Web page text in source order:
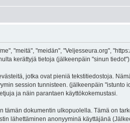
"meitä", "meidän", "Veljesseura.org",
kerättyjä tietoja (jälkeenpäin "sinun tiedot").
jotka ovat pieniä tekstitiedostoja.
session tunnisteen. (jälkeenpäin "istunto
ja näin parantaen käyttökokemustasi.
dokumentin ulkopuolella. Tämä on
lähettäminen anonyyminä käyttäjänä